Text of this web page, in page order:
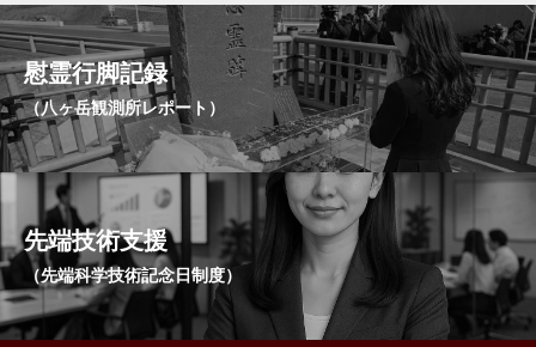
慰霊行脚記録
（八ヶ岳観測所レポート）
先端技術支援
（先端科学技術記念日制度）